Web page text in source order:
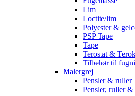
Lim
Loctite/lim
Polyester &
PSP Tape
Tape
Terostat &
Tilbehør til
Malergrej
Pensler & ruller
Pensler, ruller &